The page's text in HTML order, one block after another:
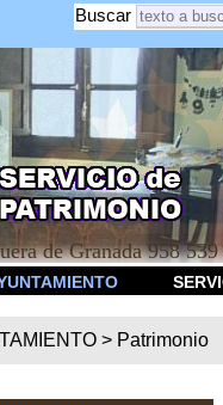
Buscar
de Granada 958 539
> Patrimonio